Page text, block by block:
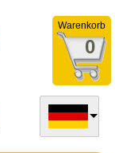
Warenkorb
0